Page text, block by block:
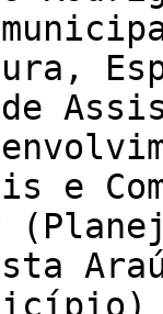
e